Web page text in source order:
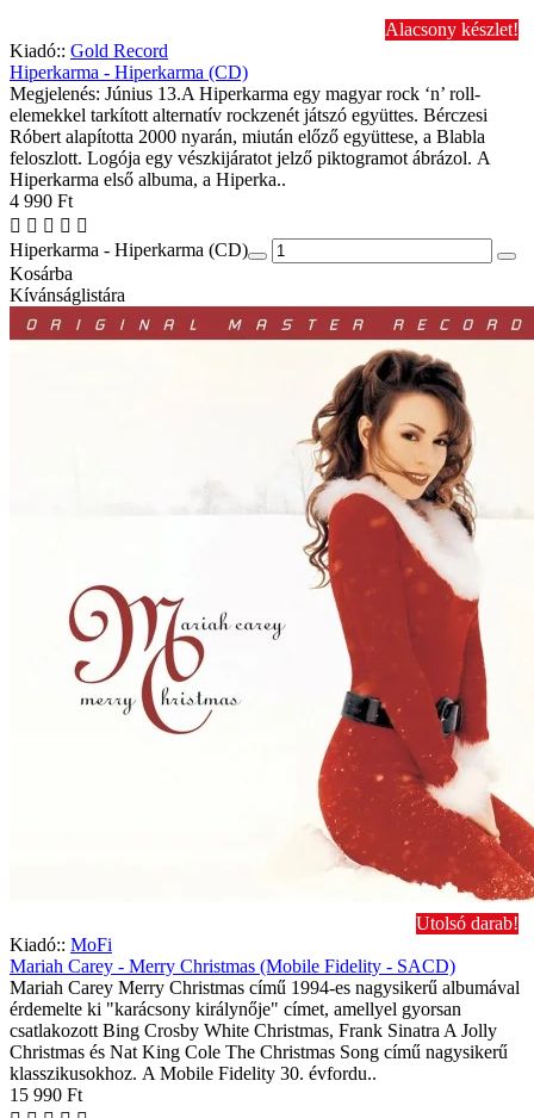
Alacsony készlet!
Kiadó:: Gold Record
Hiperkarma - Hiperkarma (CD)
Megjelenés: Június 13.A Hiperkarma egy magyar rock ‘n’ roll-
elemekkel tarkított alternatív rockzenét játszó együttes. Bérczesi
Róbert alapította 2000 nyarán, miután előző együttese, a Blabla
feloszlott. Logója egy vészkijáratot jelző piktogramot ábrázol. A
Hiperkarma első albuma, a Hiperka..
4 990 Ft
Hiperkarma - Hiperkarma (CD)
Kosárba
Kívánságlistára
Utolsó darab!
Kiadó:: MoFi
Mariah Carey - Merry Christmas (Mobile Fidelity - SACD)
Mariah Carey Merry Christmas című 1994-es nagysikerű albumával
érdemelte ki "karácsony királynője" címet, amellyel gyorsan
csatlakozott Bing Crosby White Christmas, Frank Sinatra A Jolly
Christmas és Nat King Cole The Christmas Song című nagysikerű
klasszikusokhoz. A Mobile Fidelity 30. évfordu..
15 990 Ft